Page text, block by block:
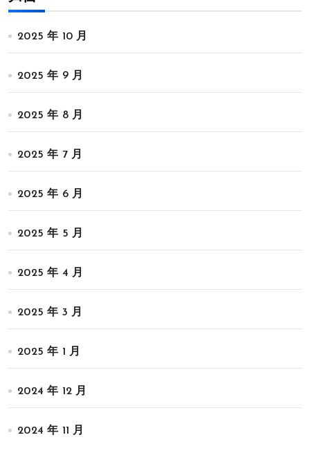
2025 年 10 月
2025 年 9 月
2025 年 8 月
2025 年 7 月
2025 年 6 月
2025 年 5 月
2025 年 4 月
2025 年 3 月
2025 年 1 月
2024 年 12 月
2024 年 11 月